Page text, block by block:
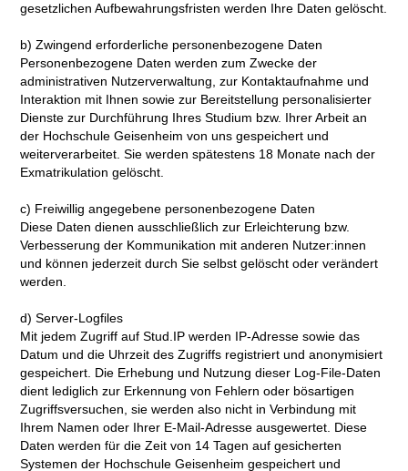
gesetzlichen Aufbewahrungsfristen werden Ihre Daten gelöscht.
b) Zwingend erforderliche personenbezogene Daten
Personenbezogene Daten werden zum Zwecke der
administrativen Nutzerverwaltung, zur Kontaktaufnahme und
Interaktion mit Ihnen sowie zur Bereitstellung personalisierter
Dienste zur Durchführung Ihres Studium bzw. Ihrer Arbeit an
der Hochschule Geisenheim von uns gespeichert und
weiterverarbeitet. Sie werden spätestens 18 Monate nach der
Exmatrikulation gelöscht.
c) Freiwillig angegebene personenbezogene Daten
Diese Daten dienen ausschließlich zur Erleichterung bzw.
Verbesserung der Kommunikation mit anderen Nutzer:innen
und können jederzeit durch Sie selbst gelöscht oder verändert
werden.
d) Server-Logfiles
Mit jedem Zugriff auf Stud.IP werden IP-Adresse sowie das
Datum und die Uhrzeit des Zugriffs registriert und anonymisiert
gespeichert. Die Erhebung und Nutzung dieser Log-File-Daten
dient lediglich zur Erkennung von Fehlern oder bösartigen
Zugriffsversuchen, sie werden also nicht in Verbindung mit
Ihrem Namen oder Ihrer E-Mail-Adresse ausgewertet. Diese
Daten werden für die Zeit von 14 Tagen auf gesicherten
Systemen der Hochschule Geisenheim gespeichert und